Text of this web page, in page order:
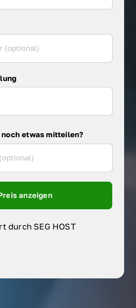
noch etwas mitteilen?
anzeigen
durch SEG HOST